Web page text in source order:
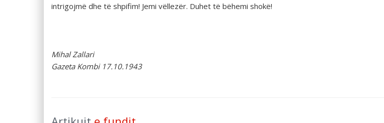
intrigojmë dhe të shpifim! Jemi vëllezër. Duhet të bëhemi shokë!
Mihal Zallari
Gazeta Kombi 17.10.1943